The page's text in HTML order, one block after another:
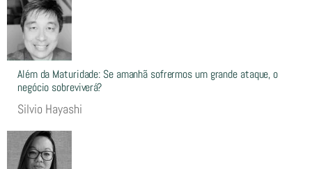
Além da Maturidade: Se amanhã sofrermos um grande ataque, o
negócio sobreviverá?
Silvio Hayashi